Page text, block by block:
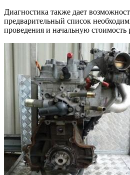
Диагностика также дает
предварительный список
проведения и начальную стоимость